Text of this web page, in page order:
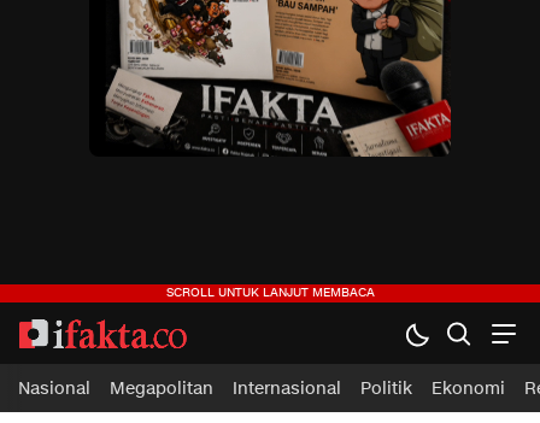
ifakta.co
#pastibenar
Nasional Megapolitan Internasional Politik Ekonomi